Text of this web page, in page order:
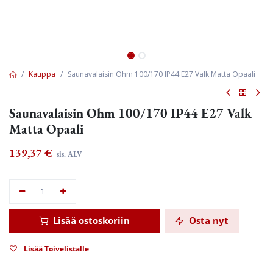
Kauppa Saunavalaisin Ohm 100/170 IP44 E27 Valk Matta Opaali
Saunavalaisin Ohm 100/170 IP44 E27 Valk
Matta Opaali
139,37€ sis. ALV
Lisää ostoskoriin Osta nyt
Lisää Toivelistalle